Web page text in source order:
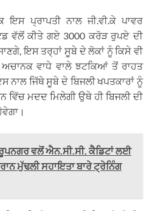
ਇਸ ਪ੍ਰਾਪਤੀ ਨਾਲ ਜੀ.ਵੀ.ਕੇ ਪਾਵਰ
ਵੱਲੋਂ ਕੀਤੇ ਗਏ 3000 ਕਰੋੜ ਰੁਪਏ ਦੀ
ਇਸ ਤਰ੍ਹਾਂ ਸੂਬੇ ਦੇ ਲੋਕਾਂ ਨੂੰ ਕਿਸੇ ਵੀ
ਵਾਧੇ ਵਾਲੇ ਝਟਕਿਆਂ ਤੋਂ ਰਾਹਤ
ਨਾਲ ਜਿੱਥੇ ਸੂਬੇ ਦੇ ਬਿਜਲੀ ਖਪਤਕਾਰਾਂ ਨੂੰ
ਮਦਦ ਮਿਲੇਗੀ ਉਥੇ ਹੀ ਬਿਜਲੀ ਦੀ
ਵਲੋਂ ਐਨ.ਸੀ.ਸੀ. ਕੈਡਿਟਾਂ ਲਈ
ਮੁੱਢਲੀ ਸਹਾਇਤਾ ਬਾਰੇ ਟ੍ਰੇਨਿੰਗ